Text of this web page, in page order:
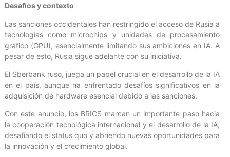
Desafíos y contexto
Las sanciones occidentales han restringido el acceso de Rusia a
tecnologías como microchips y unidades de procesamiento
gráfico (GPU), esencialmente limitando sus ambiciones en IA. A
pesar de esto, Rusia sigue adelante con su iniciativa.
El Sberbank ruso, juega un papel crucial en el desarrollo de la IA
en el país, aunque ha enfrentado desafíos significativos en la
adquisición de hardware esencial debido a las sanciones.
Con este anuncio, los BRICS marcan un importante paso hacia
la cooperación tecnológica internacional y el desarrollo de la IA,
desafiando el status quo y abriendo nuevas oportunidades para
la innovación y el crecimiento global.